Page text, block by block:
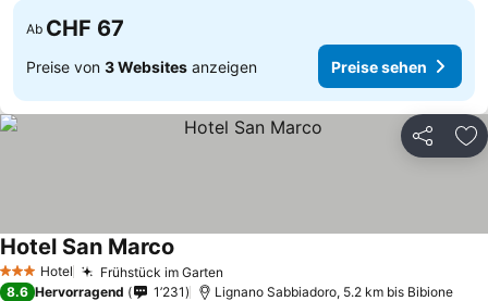
Ab CHF 67
Preise von 3 Websites anzeigen Preise sehen
Teilen
3 SterneHotel Frühstück im Garten
Hotel San Marco
8.6 Hervorragend 1’231 Lignano Sabbiadoro, 5.2 km bis Bibione